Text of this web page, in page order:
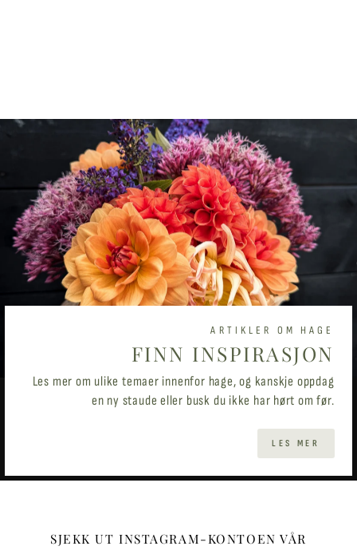
ARTIKLER OM HAGE
FINN INSPIRASJON
Les mer om ulike temaer innenfor hage, og kanskje oppdag
en ny staude eller busk du ikke har hørt om før.
LES MER
SJEKK UT INSTAGRAM-KONTOEN VÅR